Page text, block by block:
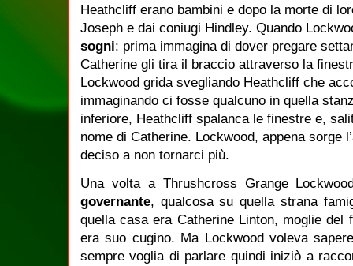
Heathcliff erano bambini e dopo la morte di
Joseph e dai coniugi Hindley. Quando
sogni: prima immagina di dover pregare
Catherine gli tira il braccio attraverso la
Lockwood grida svegliando Heathcliff che
immaginando ci fosse qualcuno in quella
inferiore, Heathcliff spalanca le finestre e,
nome di Catherine. Lockwood, appena sorge
deciso a non tornarci più.
Una volta a Thrushcross Grange
governante, qualcosa su quella strana
quella casa era Catherine Linton, moglie
era suo cugino. Ma Lockwood voleva
sempre voglia di parlare quindi iniziò a